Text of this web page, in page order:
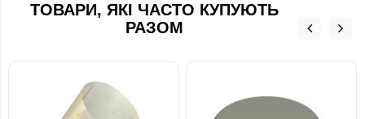
ТОВАРИ, ЯКІ ЧАСТО КУПУЮТЬ
РАЗОМ